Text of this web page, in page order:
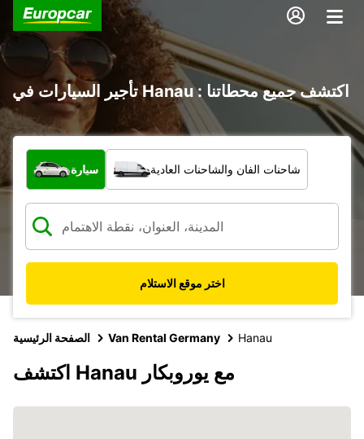
تأجير السيارات في Hanau : اكتشف جميع محطاتنا
ما نوع المركبة؟
سيارة شاحنات الفان والشاحنات العادية
اختر موقع الاستلام
الصفحة الرئيسية Van Rental Germany Hanau
اكتشف Hanau مع يوروبكار